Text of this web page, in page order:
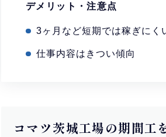
デメリット・注意点
3ヶ月など短期では稼ぎにく
仕事内容はきつい傾向
コマツ茨城工場の期間工